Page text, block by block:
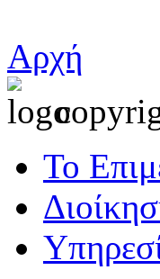
Αρχή
Το